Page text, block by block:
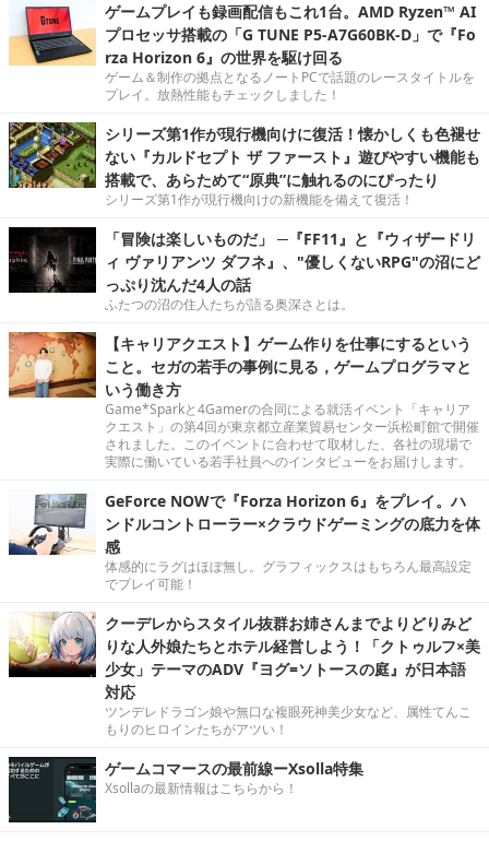
ゲームプレイも録画配信もこれ1台。AMD Ryzen™ AI
プロセッサ搭載の「G TUNE P5-A7G60BK-D」で『Fo
rza Horizon 6』の世界を駆け回る
ゲーム＆制作の拠点となるノートPCで話題のレースタイトルを
プレイ。放熱性能もチェックしました！
シリーズ第1作が現行機向けに復活！懐かしくも色褪せ
ない『カルドセプト ザ ファースト』遊びやすい機能も
搭載で、あらためて“原典”に触れるのにぴったり
シリーズ第1作が現行機向けの新機能を備えて復活！
「冒険は楽しいものだ」 ─『FF11』と『ウィザードリ
ィ ヴァリアンツ ダフネ』、"優しくないRPG"の沼にど
っぷり沈んだ4人の話
ふたつの沼の住人たちが語る奥深さとは。
【キャリアクエスト】ゲーム作りを仕事にするという
こと。セガの若手の事例に見る，ゲームプログラマと
いう働き方
Game*Sparkと4Gamerの合同による就活イベント「キャリア
クエスト」の第4回が東京都立産業貿易センター浜松町館で開催
されました。このイベントに合わせて取材した、各社の現場で
実際に働いている若手社員へのインタビューをお届けします。
GeForce NOWで『Forza Horizon 6』をプレイ。ハ
ンドルコントローラー×クラウドゲーミングの底力を体
感
体感的にラグはほぼ無し。グラフィックスはもちろん最高設定
でプレイ可能！
クーデレからスタイル抜群お姉さんまでよりどりみど
りな人外娘たちとホテル経営しよう！「クトゥルフ×美
少女」テーマのADV『ヨグ=ソトースの庭』が日本語
対応
ツンデレドラゴン娘や無口な複眼死神美少女など、属性てんこ
もりのヒロインたちがアツい！
ゲームコマースの最前線ーXsolla特集
Xsollaの最新情報はこちらから！